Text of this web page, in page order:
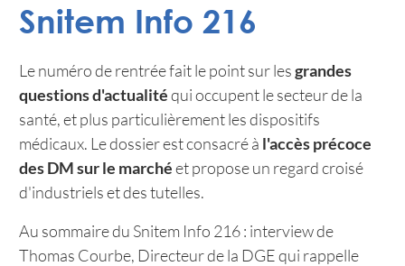
Snitem Info 216
Le numéro de rentrée fait le point sur lesgrandes
questions d'actualitéqui occupent le secteur de la
santé, et plus particulièrement les dispositifs
médicaux. Le dossier est consacré à l'accès précoce
des DM sur le marchéet propose un regard croisé
d'industriels et des tutelles.
Au sommaire du Snitem Info 216 : interview de
Thomas Courbe, Directeur de la DGE qui rappelle